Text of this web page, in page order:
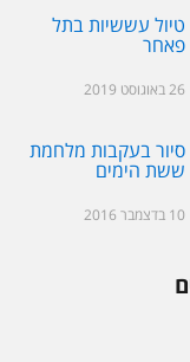
טיול עששיות בתל
פאחר
26 באוגוסט 2019
סיור בעקבות מלחמת
ששת הימים
10 בדצמבר 2016